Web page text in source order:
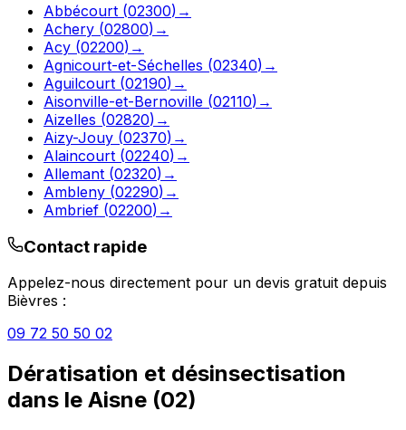
Abbécourt (02300) →
Achery (02800) →
Acy (02200) →
Agnicourt-et-Séchelles (02340) →
Aguilcourt (02190) →
Aisonville-et-Bernoville (02110) →
Aizelles (02820) →
Aizy-Jouy (02370) →
Alaincourt (02240) →
Allemant (02320) →
Ambleny (02290) →
Ambrief (02200) →
Contact rapide
Appelez-nous directement pour un devis gratuit depuis
Bièvres :
09 72 50 50 02
Dératisation et désinsectisation
dans le Aisne (02)